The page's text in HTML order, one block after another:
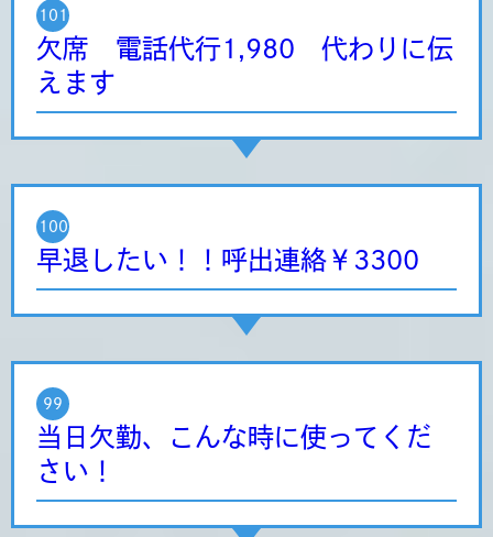
101
欠席 電話代行1,980 代わりに伝
えます
100
早退したい！！呼出連絡￥3300
99
当日欠勤、こんな時に使ってくだ
さい！